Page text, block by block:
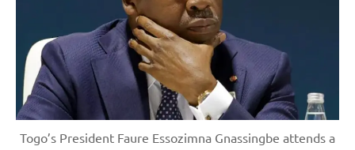
Togo’s President Faure Essozimna Gnassingbe attends a